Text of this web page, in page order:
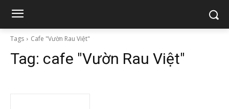
Tags Cafe "Vườn Rau Việt"
Tag: cafe "Vườn Rau Việt"